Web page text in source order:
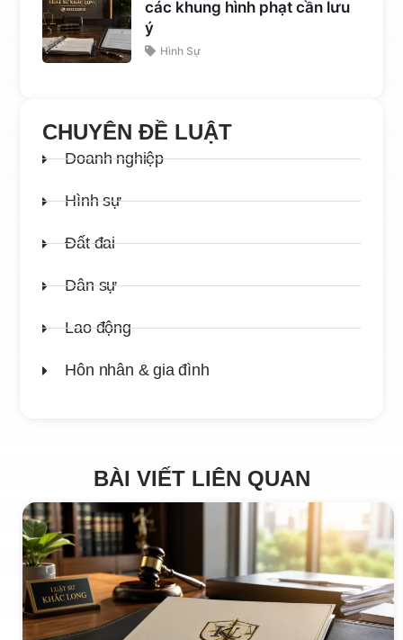
các khung hình phạt cần lưu
ý
Hình Sự
CHUYÊN ĐỀ LUẬT
Doanh nghiệp
Hình sự
Đất đai
Dân sự
Lao động
Hôn nhân & gia đình
BÀI VIẾT LIÊN QUAN